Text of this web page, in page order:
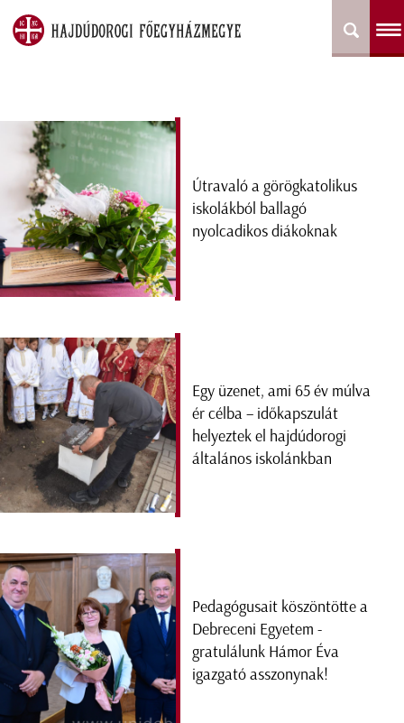
Útravaló a görögkatolikus
iskolákból ballagó
nyolcadikos diákoknak
Egy üzenet, ami 65 év múlva
ér célba – időkapszulát
helyeztek el hajdúdorogi
általános iskolánkban
Pedagógusait köszöntötte a
Debreceni Egyetem -
gratulálunk Hámor Éva
igazgató asszonynak!